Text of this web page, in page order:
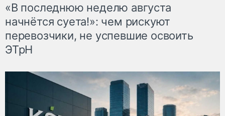
«В последнюю неделю августа
начнётся суета!»: чем рискуют
перевозчики, не успевшие освоить
ЭТрН